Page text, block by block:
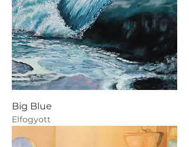
Big Blue
Elfogyott